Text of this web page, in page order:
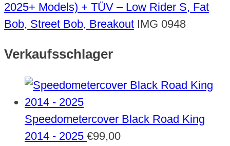
2025+ Models) + TÜV – Low Rider S, Fat
Bob, Street Bob, Breakout IMG 0948
Verkaufsschlager
Speedometercover Black Road King
2014 - 2025 €99,00